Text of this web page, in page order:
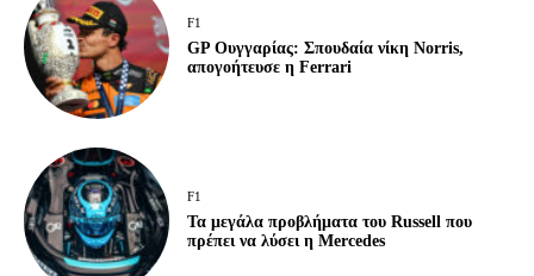
F1
GP Ουγγαρίας: Σπουδαία νίκη Norris,
απογοήτευσε η Ferrari
F1
Τα μεγάλα προβλήματα του Russell που
πρέπει να λύσει η Mercedes